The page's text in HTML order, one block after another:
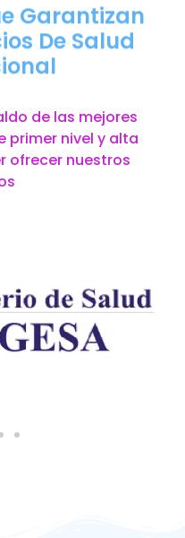
Garantizan
De Salud
de las mejores
primer nivel y alta
ofrecer nuestros